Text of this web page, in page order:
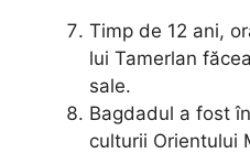
Timp de 12 ani,
lui Tamerlan
sale.
Bagdadul a fost
culturii Orientului